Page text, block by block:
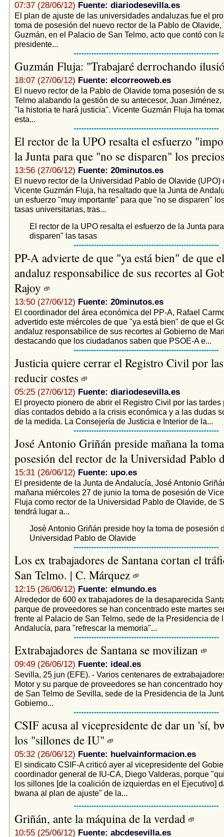
07:37 (28/06/12) Fuente: diariodesevilla.es
El plan de ajuste de las universidades andaluzas fue el
toma de posesión del nuevo rector de la Pablo de Olavide,
Guzmán, en el Palacio de San Telmo, acto que contó con
presidente...
Guzmán Fluja: "Trabajaré derrochando
18:07 (27/06/12) Fuente: elcorreoweb.es
El nuevo rector de la Pablo de Olavide toma posesión de
Telmo alabando la gestión de su antecesor, Juan
"la historia te hará justicia". Vicente Guzmán Fluja ha
esta...
El rector de la UPO resalta el esfuerzo
la Junta para que "no se disparen" los
13:56 (27/06/12) Fuente: 20minutos.es
El nuevo rector de la Universidad Pablo de Olavide (UPO)
Vicente Guzmán Fluja, ha resaltado que la Junta de
un esfuerzo "muy importante" para que "no se disparen"
tasas universitarias, tras...
El rector de la UPO resalta el esfuerzo de la Junta
disparen" las tasas
PP-A advierte de que "ya está bien" de que
andaluz responsabilice de sus recortes al
Rajoy
13:50 (27/06/12) Fuente: 20minutos.es
El coordinador del área económica del PP-A, Rafael
advertido este miércoles de que "ya está bien" de que el
andaluz responsabilice de sus recortes al Gobierno de
destacando que los ciudadanos saben que PSOE-A e...
Justicia quiere cerrar el Registro Civil por
reducir costes
05:25 (27/06/12) Fuente: diariodesevilla.es
El proyecto pionero de abrir el Registro Civil por las tardes
días contados debido a la crisis económica y a las dudas
de la medida. La Consejería de Justicia e Interior de la...
José Antonio Griñán preside mañana la
posesión del rector de la Universidad Pablo
15:31 (26/06/12) Fuente: upo.es
El presidente de la Junta de Andalucía, José Antonio
mañana miércoles 27 de junio la toma de posesión de
Fluja como rector de la Universidad Pablo de Olavide, de
tendrá lugar a...
José Antonio Griñán preside hoy la toma de posesión
Universidad Pablo de Olavide
Los ex trabajadores de Santana cortan el
San Telmo. | C. Márquez
12:15 (26/06/12) Fuente: elmundo.es
Alrededor de 600 ex trabajadores de la desaparecida
parque de proveedores se han concentrado este martes
frente al Palacio de San Telmo, sede de la Presidencia de
Andalucía, para "refrescar la memoria"...
Extrabajadores de Santana se movilizan
09:49 (26/06/12) Fuente: ideal.es
Sevilla, 25 jun (EFE). - Varios centenares de
Motor y su parque de proveedores se han concentrado
de San Telmo de Sevilla, sede de la Presidencia de la
Gobierno...
CSIF acusa al vicepresidente de dar un 'sí,
los "sillones de IU"
05:32 (26/06/12) Fuente: huelvainformacion.es
El sindicato CSIF-A criticó ayer al vicepresidente del
coordinador general de IU-CA, Diego Valderas, porque
los sillones [de la coalición de izquierdas en el Ejecutivo]
bwana al plan de ajuste" de la...
Griñán, ante la máquina de la verdad
10:55 (25/06/12) Fuente: abcdesevilla.es